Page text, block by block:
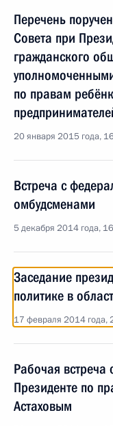
Перечень
Совета при
гражданского
по правам
20 января 2015 года,
Встреча с
омбудсменами
5 декабря 2014 года,
Заседание
политике в
17 февраля 2014 года,
Рабочая
Президенте по
Астаховым